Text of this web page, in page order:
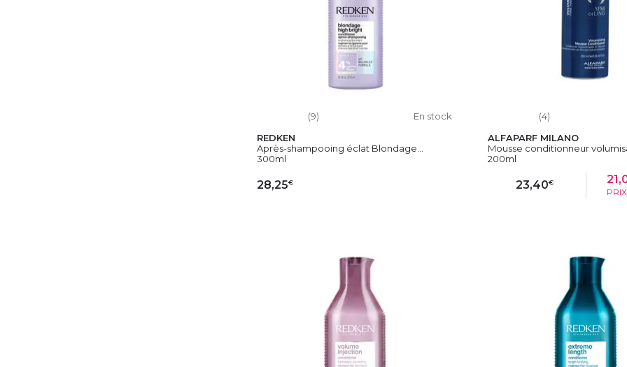
(9)
En stock
REDKEN
Après-shampooing éclat Blondage...
300ml
28,25€
(4)
ALFAPARF MILANO
Mousse conditionneur
200ml
23,40€